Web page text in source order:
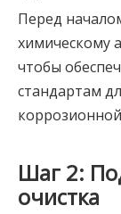
Перед
химическому
чтобы
стандартам
Шаг 2:
очистка